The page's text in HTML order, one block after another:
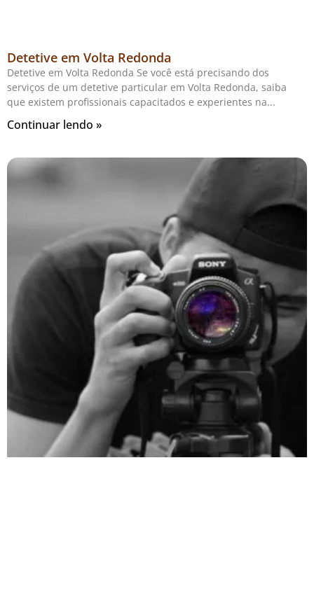
Detetive em Volta Redonda
Detetive em Volta Redonda Se você está precisando dos
serviços de um detetive particular em Volta Redonda, saiba
que existem profissionais capacitados e experientes na
Continuar lendo »